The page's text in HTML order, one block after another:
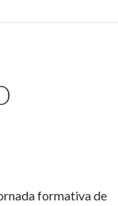
formativa de